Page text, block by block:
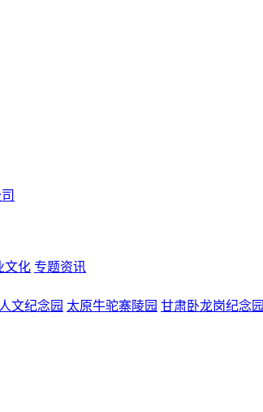
文化 专题资讯
文纪念园 太原牛驼寨陵园 甘肃卧龙岗纪念园